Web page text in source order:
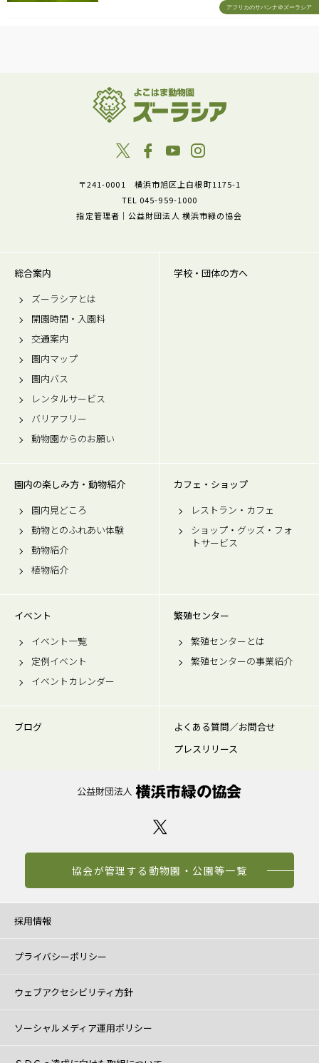
アフリカのサバンナ＠ズーラシア
〒241-0001 横浜市旭区上白根町1175-1
TEL 045-959-1000
指定管理者｜公益財団法人 横浜市緑の協会
総合案内
ズーラシアとは
開園時間・入園料
交通案内
園内マップ
園内バス
レンタルサービス
バリアフリー
動物園からのお願い
学校・団体の方へ
園内の楽しみ方・動物紹介
園内見どころ
動物とのふれあい体験
動物紹介
植物紹介
カフェ・ショップ
レストラン・カフェ
ショップ・グッズ・フォ
トサービス
イベント
イベント一覧
定例イベント
イベントカレンダー
繁殖センター
繁殖センターとは
繁殖センターの事業紹介
ブログ
よくある質問／お問合せ
プレスリリース
協会が管理する動物園・公園等一覧
採用情報
プライバシーポリシー
ウェブアクセシビリティ方針
ソーシャルメディア運用ポリシー